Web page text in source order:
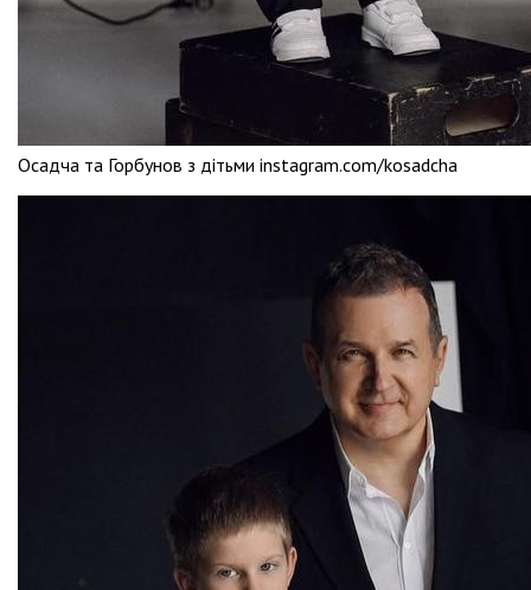
Осадча та Горбунов з дітьми instagram.com/kosadcha